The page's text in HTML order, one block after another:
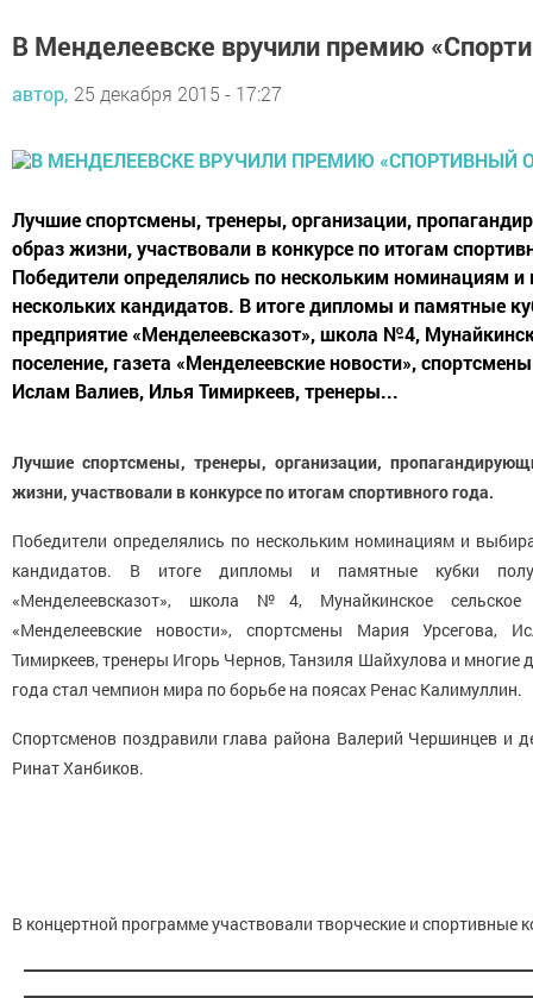
В Менделеевске вручили премию
автор, 25 декабря 2015 - 17:27
Лучшие спортсмены, тренеры, организации,
образ жизни, участвовали в конкурсе по итогам
Победители определялись по нескольким номинациям и
нескольких кандидатов. В итоге дипломы и памятные
предприятие «Менделеевсказот», школа №4,
поселение, газета «Менделеевские новости»,
Ислам Валиев, Илья Тимиркеев, тренеры...
Лучшие спортсмены, тренеры, организации,
жизни, участвовали в конкурсе по итогам спортивного года.
Победители определялись по нескольким номинациям и
кандидатов. В итоге дипломы и памятные кубки
«Менделеевсказот», школа №4, Мунайкинское сельское
«Менделеевские новости», спортсмены Мария Урсегова,
Тимиркеев, тренеры Игорь Чернов, Танзиля Шайхулова и многие
года стал чемпион мира по борьбе на поясах Ренас Калимуллин.
Спортсменов поздравили глава района Валерий Чершинцев и
Ринат Ханбиков.
В концертной программе участвовали творческие и спортивные